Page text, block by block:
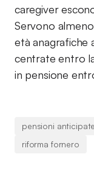
caregiver
Servono
età anagrafiche
centrate entro
in pensione
pensioni anticipate
riforma fornero